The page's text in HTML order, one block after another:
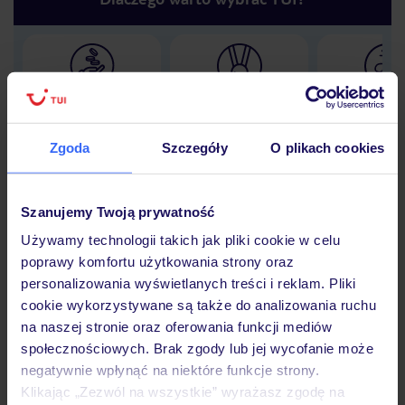
Zgoda Szczegóły O plikach cookies
Szanujemy Twoją prywatność
Używamy technologii takich jak pliki cookie w celu
poprawy komfortu użytkowania strony oraz
personalizowania wyświetlanych treści i reklam. Pliki
cookie wykorzystywane są także do analizowania ruchu
na naszej stronie oraz oferowania funkcji mediów
społecznościowych. Brak zgody lub jej wycofanie może
negatywnie wpłynąć na niektóre funkcje strony.
Klikając „Zezwól na wszystkie” wyrażasz zgodę na
Lider niskich cen 30 lat w
Hotel
Opinie
Pokoje